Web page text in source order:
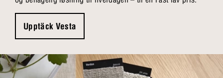
Upptäck Vesta